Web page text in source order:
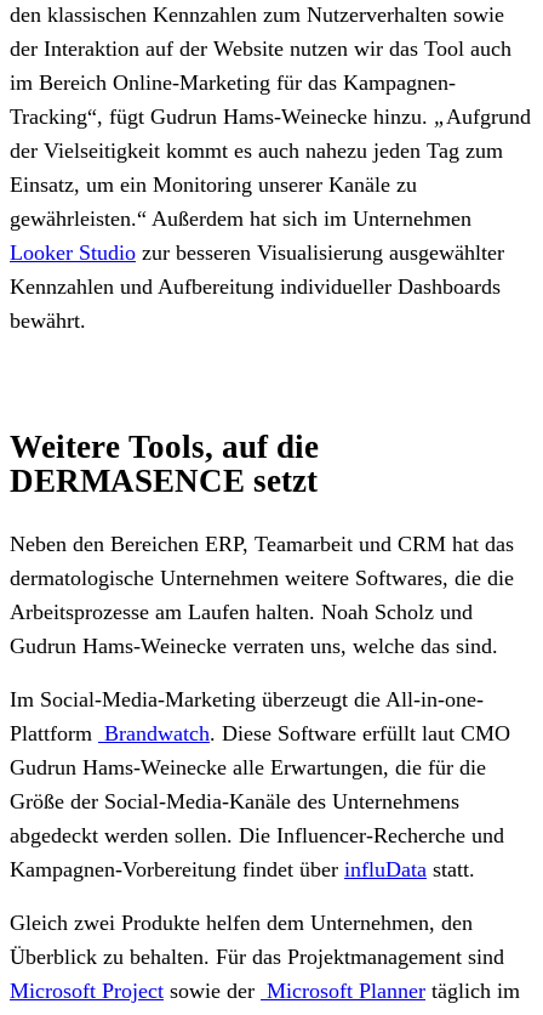
den klassischen Kennzahlen zum Nutzerverhalten sowie
der Interaktion auf der Website nutzen wir das Tool auch
im Bereich Online-Marketing für das Kampagnen-
Tracking“, fügt Gudrun Hams-Weinecke hinzu. „ Aufgrund
der Vielseitigkeit kommt es auch nahezu jeden Tag zum
Einsatz, um ein Monitoring unserer Kanäle zu
gewährleisten.“ Außerdem hat sich im Unternehmen
Looker Studio zur besseren Visualisierung ausgewählter
Kennzahlen und Aufbereitung individueller Dashboards
bewährt.
Weitere Tools, auf die
DERMASENCE setzt
Neben den Bereichen ERP, Teamarbeit und CRM hat das
dermatologische Unternehmen weitere Softwares, die die
Arbeitsprozesse am Laufen halten. Noah Scholz und
Gudrun Hams-Weinecke verraten uns, welche das sind.
Im Social-Media-Marketing überzeugt die All-in-one-
Plattform Brandwatch. Diese Software erfüllt laut CMO
Gudrun Hams-Weinecke alle Erwartungen, die für die
Größe der Social-Media-Kanäle des Unternehmens
abgedeckt werden sollen. Die Influencer-Recherche und
Kampagnen-Vorbereitung findet über influData statt.
Gleich zwei Produkte helfen dem Unternehmen, den
Überblick zu behalten. Für das Projektmanagement sind
Microsoft Project sowie der Microsoft Planner täglich im